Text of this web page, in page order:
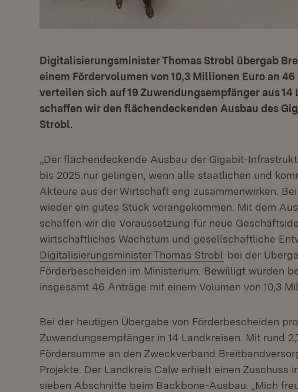
Digitalisierungsminister Thomas Strobl übergab
einem Fördervolumen von 10,3 Millionen Euro an
verteilen sich auf 19 Zuwendungsempfänger aus 14
schaffen wir den flächendeckenden Ausbau des
Strobl.
„Der flächendeckende Ausbau der Gigabit-
bis 2025 nur gelingen, wenn alle staatlichen und
Akteure aus der Wirtschaft eng zusammenwirken.
wieder ein gutes Stück vorangekommen. Mit dem
schaffen wir die Voraussetzung für neue
wirtschaftliches Wachstum und gesellschaftliche
Digitalisierungsminister Thomas Strobl bei der
Förderbescheiden im Ministerium. Bewilligt wurden
insgesamt 46 Anträge mit einem Volumen von 10,3
Bei der heutigen Übergabe von Förderbescheiden
Zuwendungsempfänger in 14 Landkreisen. Mit rund
Fördersumme an den Zweckverband
Projekte. Der Landkreis Calw erhielt einen Zuschuss
sieben Abschnitte beim Backbone-Ausbau. „Mich